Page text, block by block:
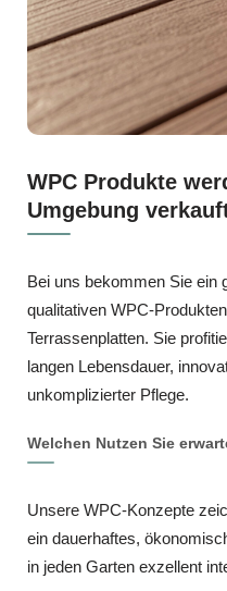
WPC Produkte
Umgebung
Bei uns bekommen Sie ein
qualitativen
Terrassenplatten. Sie
langen Lebensdauer,
unkomplizierter Pflege.
Welchen Nutzen Sie
Unsere WPC‑Konzepte
ein dauerhaftes,
in jeden Garten exzellent